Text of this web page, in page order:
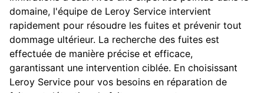
domaine, l'équipe de Leroy Service intervient
rapidement pour résoudre les fuites et prévenir tout
dommage ultérieur. La recherche des fuites est
effectuée de manière précise et efficace,
garantissant une intervention ciblée. En choisissant
Leroy Service pour vos besoins en réparation de